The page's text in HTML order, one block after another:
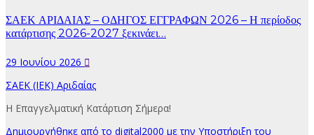
ΣΑΕΚ ΑΡΙΔΑΙΑΣ – ΟΔΗΓΟΣ ΕΓΓΡΑΦΩΝ 2026 – Η περίοδος
κατάρτισης 2026-2027 ξεκινάει…
29 Ιουνίου 2026
ΣΑΕΚ (ΙΕΚ) Αριδαίας
Η Επαγγελματική Κατάρτιση Σήμερα!
Δημιουργήθηκε από το digital2000 με την Υποστήριξη του